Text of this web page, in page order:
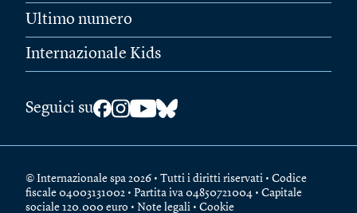
Ultimo numero
Internazionale Kids
Seguici su
© Internazionale spa 2026 • Tutti i diritti riservati • Codice
fiscale 04003131002 • Partita iva 04850721004 • Capitale
sociale 120.000 euro • Note legali • Cookie